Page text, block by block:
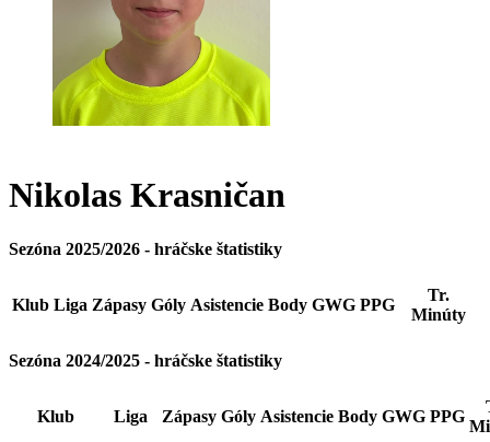
Nikolas Krasničan
Sezóna 2025/2026 - hráčske štatistiky
Klub Liga Zápasy Góly Asistencie Body GWG PPG
Tr.
Minúty
Sezóna 2024/2025 - hráčske štatistiky
Klub Liga Zápasy Góly Asistencie Body GWG PPG